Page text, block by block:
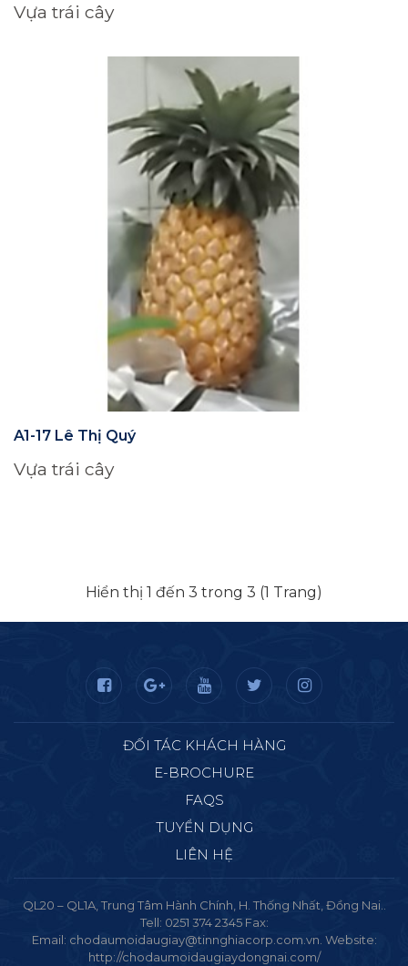
Vựa trái cây
A1-17 Lê Thị Quý
Vựa trái cây
Hiển thị 1 đến 3 trong 3 (1 Trang)
ĐỐI TÁC KHÁCH HÀNG
E-BROCHURE
FAQS
TUYỂN DỤNG
LIÊN HỆ
QL20 – QL1A, Trung Tâm Hành Chính, H. Thống Nhất, Đồng Nai..
Tell: 0251 374 2345 Fax:
Email: chodaumoidaugiay@tinnghiacorp.com.vn. Website:
http://chodaumoidaugiaydongnai.com/